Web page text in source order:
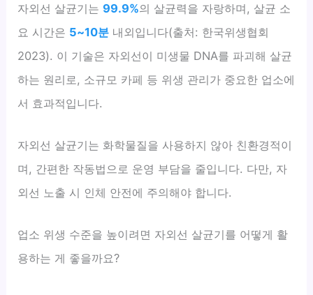
자외선 살균기는 99.9%의 살균력을 자랑하며, 살균 소
요 시간은 5~10분 내외입니다(출처: 한국위생협회
2023). 이 기술은 자외선이 미생물 DNA를 파괴해 살균
하는 원리로, 소규모 카페 등 위생 관리가 중요한 업소에
서 효과적입니다.
자외선 살균기는 화학물질을 사용하지 않아 친환경적이
며, 간편한 작동법으로 운영 부담을 줄입니다. 다만, 자
외선 노출 시 인체 안전에 주의해야 합니다.
업소 위생 수준을 높이려면 자외선 살균기를 어떻게 활
용하는 게 좋을까요?